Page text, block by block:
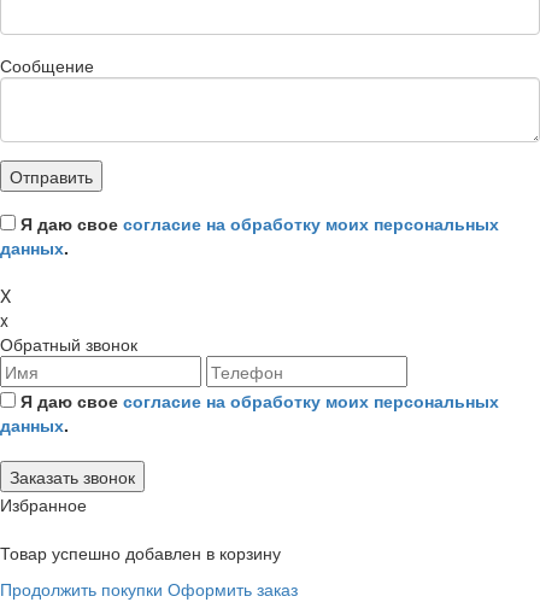
Сообщение
Я даю свое согласие на обработку моих персональных
данных.
X
x
Обратный звонок
Я даю свое согласие на обработку моих персональных
данных.
Избранное
Товар успешно добавлен в корзину
Продолжить покупки Оформить заказ